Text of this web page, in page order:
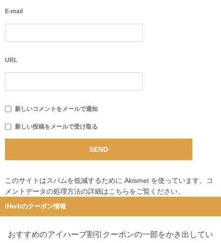
E-mail
URL
新しいコメントをメールで通知
新しい投稿をメールで受け取る
このサイトはスパムを低減するために Akismet を使っています。
コ
メントデータの処理方法の詳細はこちらをご覧ください。
iHerbのクーポン情報
おすすめのアイハーブ割引クーポンの一部をかき出してい